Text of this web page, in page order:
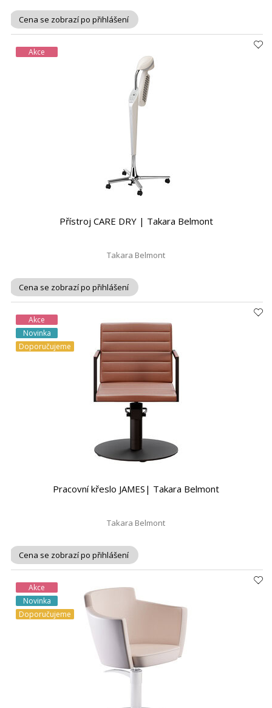
Cena se zobrazí po přihlášení
Akce
Přístroj CARE DRY | Takara Belmont
Takara Belmont
Cena se zobrazí po přihlášení
Akce
Novinka
Doporučujeme
Pracovní křeslo JAMES| Takara Belmont
Takara Belmont
Cena se zobrazí po přihlášení
Akce
Novinka
Doporučujeme